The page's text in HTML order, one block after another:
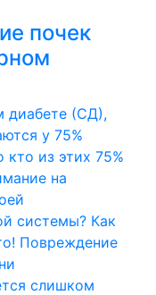
почек
диабете (СД),
у 75%
кто из этих 75%
на
системы? Как
Повреждение
слишком